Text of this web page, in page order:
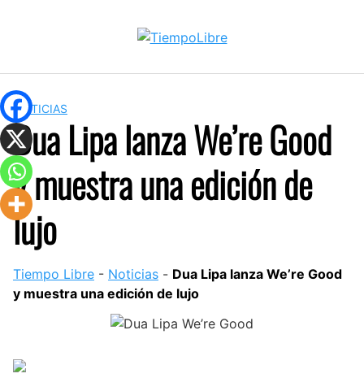
NOTICIAS
Dua Lipa lanza We’re Good
y muestra una edición de
lujo
Tiempo Libre - Noticias - Dua Lipa lanza We’re Good
y muestra una edición de lujo